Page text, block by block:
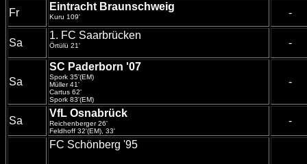
Fr
Eintracht Braunschweig
Kuru 109' -
Sa
1. FC Saarbrücken
Örtülü 21' -
Sa
SC Paderborn '07
Spork 35'(EM)
Müller 41'
Cartus 62'
Spork 83'(EM)
-
Sa
VfL Osnabrück
Reichenberger 26'
Feldhoff 32'(EM), 33'
-
FC Schönberg '95